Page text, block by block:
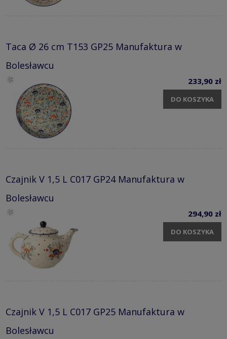
Taca Ø 26 cm T153 GP25 Manufaktura w
Bolesławcu
233,90 zł
DO KOSZYKA
Czajnik V 1,5 L C017 GP24 Manufaktura w
Bolesławcu
294,90 zł
DO KOSZYKA
Czajnik V 1,5 L C017 GP25 Manufaktura w
Bolesławcu